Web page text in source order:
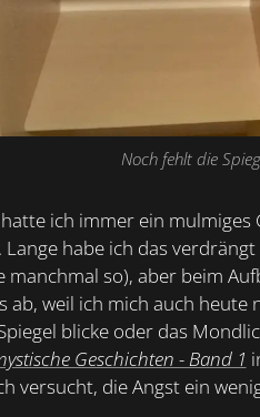
Noch fehlt die
ich immer ein mulmiges
habe ich das
so), aber beim
ab, weil ich mich auch
blicke oder das
Geschichten - Band 1
versucht, die Angst ein